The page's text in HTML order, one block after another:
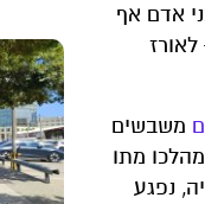
הם מהווים מזון עיקרי עבור כ-4 מיליארד בני אדם אף
משבשים
לשניהם. בהיסטוריה מוכר היטב הרעב האירי של השנים 1846-51, שבמהלכו מתו
נפגע